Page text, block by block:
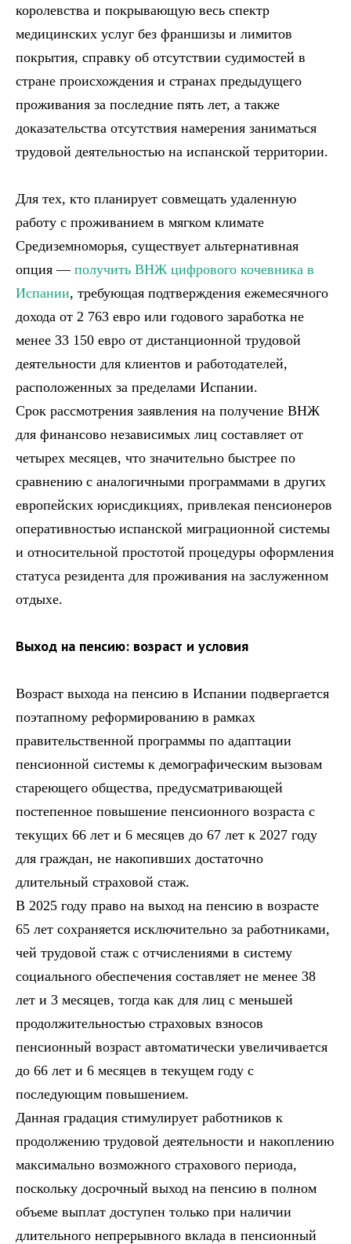
королевства и покрывающую весь спектр
медицинских услуг без франшизы и лимитов
покрытия, справку об отсутствии судимостей в
стране происхождения и странах предыдущего
проживания за последние пять лет, а также
доказательства отсутствия намерения заниматься
трудовой деятельностью на испанской территории.
Для тех, кто планирует совмещать удаленную
работу с проживанием в мягком климате
Средиземноморья, существует альтернативная
опция — получить ВНЖ цифрового кочевника в
Испании, требующая подтверждения ежемесячного
дохода от 2 763 евро или годового заработка не
менее 33 150 евро от дистанционной трудовой
деятельности для клиентов и работодателей,
расположенных за пределами Испании.
Срок рассмотрения заявления на получение ВНЖ
для финансово независимых лиц составляет от
четырех месяцев, что значительно быстрее по
сравнению с аналогичными программами в других
европейских юрисдикциях, привлекая пенсионеров
оперативностью испанской миграционной системы
и относительной простотой процедуры оформления
статуса резидента для проживания на заслуженном
отдыхе.
Выход на пенсию: возраст и условия
Возраст выхода на пенсию в Испании подвергается
поэтапному реформированию в рамках
правительственной программы по адаптации
пенсионной системы к демографическим вызовам
стареющего общества, предусматривающей
постепенное повышение пенсионного возраста с
текущих 66 лет и 6 месяцев до 67 лет к 2027 году
для граждан, не накопивших достаточно
длительный страховой стаж.
В 2025 году право на выход на пенсию в возрасте
65 лет сохраняется исключительно за работниками,
чей трудовой стаж с отчислениями в систему
социального обеспечения составляет не менее 38
лет и 3 месяцев, тогда как для лиц с меньшей
продолжительностью страховых взносов
пенсионный возраст автоматически увеличивается
до 66 лет и 6 месяцев в текущем году с
последующим повышением.
Данная градация стимулирует работников к
продолжению трудовой деятельности и накоплению
максимально возможного страхового периода,
поскольку досрочный выход на пенсию в полном
объеме выплат доступен только при наличии
длительного непрерывного вклада в пенсионный